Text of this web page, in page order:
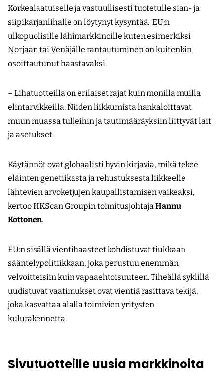
Korkea­laatuiselle ja vastuullisesti tuotetulle sian- ja
siipikarjanlihalle on löytynyt kysyntää. EU:n
ulkopuolisille lähimarkkinoille kuten esimerkiksi
Norjaan tai Venäjälle rantautuminen on kuitenkin
osoittautunut haastavaksi.
– Lihatuotteilla on erilaiset rajat kuin monilla muilla
elintarvikkeilla. Niiden liikkumista hankaloittavat
muun muassa tulleihin ja tautimääräyksiin liittyvät lait
ja asetukset.
Käytännöt ovat globaalisti hyvin kirjavia, mikä tekee
eläinten genetiikasta ja rehustuksesta liikkeelle
lähtevien arvoketjujen kaupallistamisen vaikeaksi,
kertoo HKScan Groupin toimitusjohtajaHannu
Kottonen.
EU:n sisällä vientihaasteet kohdistuvat tiukkaan
sääntelypolitiikkaan, joka perustuu enemmän
velvoitteisiin kuin vapaaehtoisuuteen. Tiheällä syklillä
uudistuvat vaatimukset ovat vientiä rasittava tekijä,
joka kasvattaa alalla toimivien yritysten
kulurakennetta.
Sivutuotteille uusia markkinoita